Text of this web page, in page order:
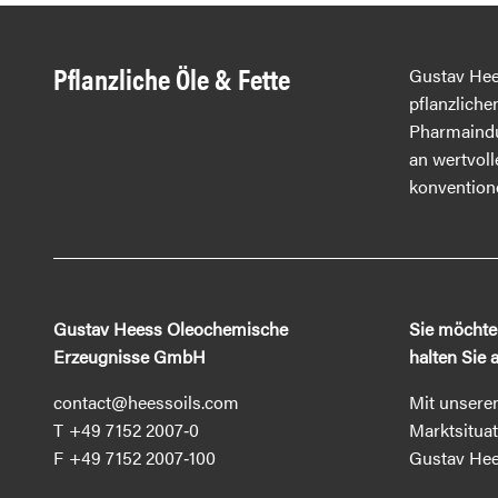
Pflanzliche Öle & Fette
Gustav
an
Sie
halten Sie
Mit
Gustav
Gustav Heess Oleochemische
Erzeugnisse GmbH
contact@heessoils.com
+49 7152 2007‐0
+49 7152 2007‐100